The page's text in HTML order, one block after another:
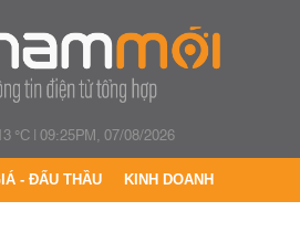
°C|09:25PM, 07/08/2026
- ĐẤU THẦU KINH DOANH